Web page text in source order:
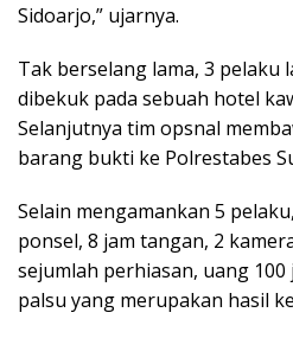
Sidoarjo,” ujarnya.
Tak berselang lama, 3 pelaku
dibekuk pada sebuah hotel
Selanjutnya tim opsnal
barang bukti ke Polrestabes
Selain mengamankan 5
ponsel, 8 jam tangan, 2
sejumlah perhiasan, uang
palsu yang merupakan hasil